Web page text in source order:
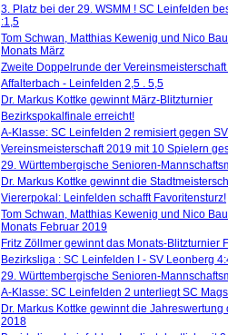
3. Platz bei der 29. WSMM ! SC Leinfelden
:1,5
Tom Schwan, Matthias Kewenig und Nico
Monats März
Zweite Doppelrunde der
Affalterbach - Leinfelden 2,5 . 5,5
Dr. Markus Kottke gewinnt März-Blitzturnier
Bezirkspokalfinale erreicht!
A-Klasse: SC Leinfelden 2 remisiert gegen
Vereinsmeisterschaft 2019 mit 10 Spielern
29. Württembergische Senioren-
Dr. Markus Kottke gewinnt die
Viererpokal: Leinfelden schafft Favoritensturz!
Tom Schwan, Matthias Kewenig und Nico
Monats Februar 2019
Fritz Zöllmer gewinnt das Monats-Blitzturnier
Bezirksliga : SC Leinfelden I - SV Leonberg
29. Württembergische Senioren-
A-Klasse: SC Leinfelden 2 unterliegt SC
Dr. Markus Kottke gewinnt die
2018